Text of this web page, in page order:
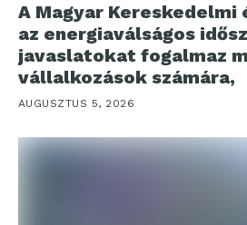
A Magyar Kereskedelmi
az energiaválságos
javaslatokat fogalmaz
vállalkozások számára,
AUGUSZTUS 5, 2026